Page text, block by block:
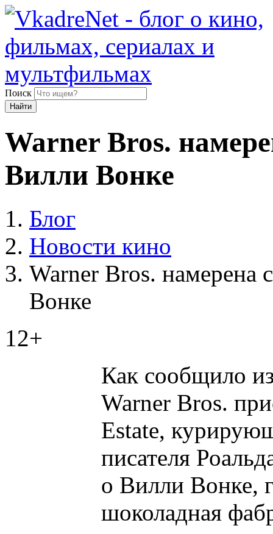
Поиск
Найти
Warner Bros.
Вилли Вонке
Блог
Новости кино
Warner Bros. намерена
Вонке
12+
Как сообщило
Warner Bros.
Estate,
писателя
о Вилли Вонке,
шоколадная